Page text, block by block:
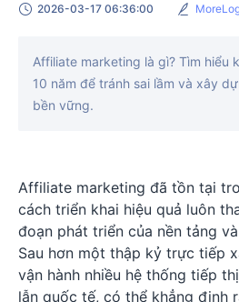
2026-03-17 06:36:00
Affiliate marketing là gì? Tìm hiểu
10 năm để tránh sai lầm và xây
bền vững.
Affiliate marketing đã tồn tại
cách triển khai hiệu quả luôn
đoạn phát triển của nền tảng
Sau hơn một thập kỷ trực tiếp
vận hành nhiều hệ thống tiếp
lẫn quốc tế, có thể khẳng định